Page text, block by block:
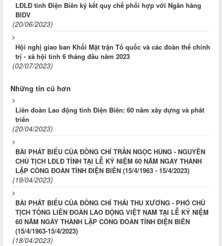
LĐLĐ tỉnh Điện Biên ký kết quy chế phối hợp với Ngân hàng
BIDV
(20/06/2023)
Hội nghị giao ban Khối Mặt trận Tổ quốc và các đoàn thể chính
trị - xã hội tỉnh 6 tháng đầu năm 2023
(02/07/2023)
Những tin cũ hơn
Liên đoàn Lao động tỉnh Điện Biên: 60 năm xây dựng và phát
triển
(20/04/2023)
BÀI PHÁT BIỂU CỦA ĐỒNG CHÍ TRẦN NGỌC HÙNG - NGUYÊN
CHỦ TỊCH LĐLĐ TỈNH TẠI LỄ KỶ NIỆM 60 NĂM NGÀY THÀNH
LẬP CÔNG ĐOÀN TỈNH ĐIỆN BIÊN (15/4/1963 - 15/4/2023)
(19/04/2023)
BÀI PHÁT BIỂU CỦA ĐỒNG CHÍ THÁI THU XƯƠNG - PHÓ CHỦ
TỊCH TỔNG LIÊN ĐOÀN LAO ĐỘNG VIỆT NAM TẠI LỄ KỶ NIỆM
60 NĂM NGÀY THÀNH LẬP CÔNG ĐOÀN TỈNH ĐIỆN BIÊN
(15/4/1963-15/4/2023)
(18/04/2023)